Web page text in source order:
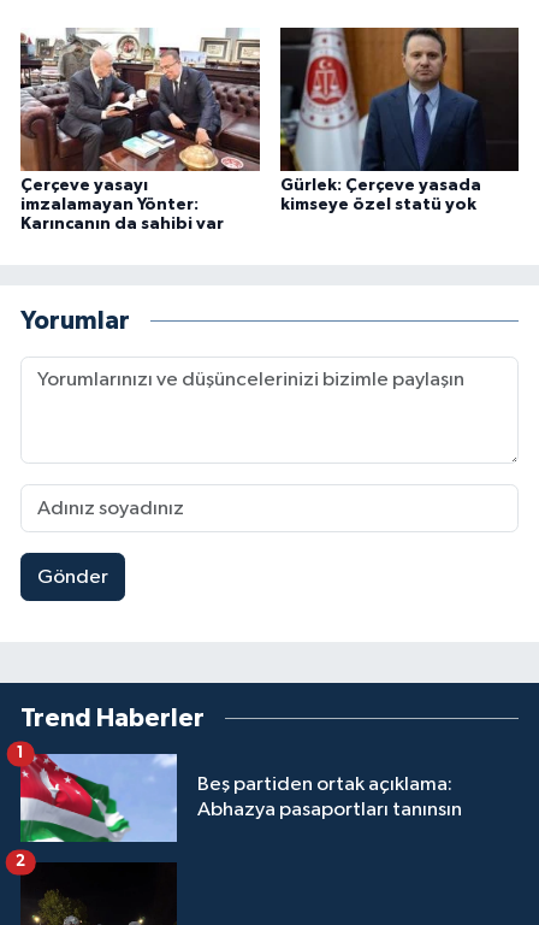
Çerçeve yasayı
imzalamayan Yönter:
Karıncanın da sahibi var
Gürlek: Çerçeve yasada
kimseye özel statü yok
Yorumlar
Gönder
Trend Haberler
Beş partiden ortak açıklama:
Abhazya pasaportları tanınsın
1
2